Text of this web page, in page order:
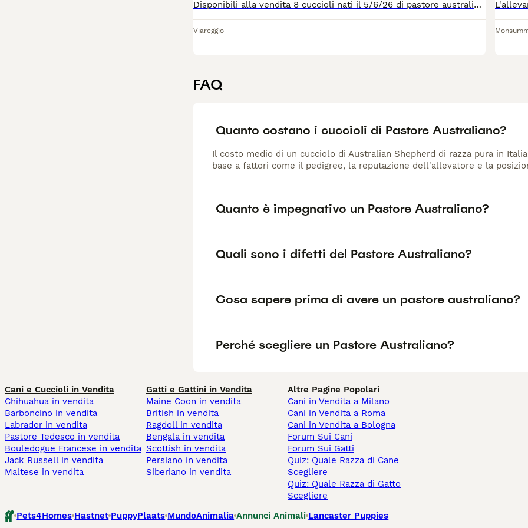
Disponibili alla vendita 8 cuccioli nati il 5/6/26 di pastore australiano con pedigree e con genitori testati per la riproduzioni 4 femmine Red Tricolor 1 maschio Red tricolo 1 maschio Black Tricolor 2 femmine Black Tricolor I cuccioli verranno ceduti con pedigree Microchip Primo vaccino 3 sverminazioni Libretto sanitario Iscrizione anagrafe canina I cuccioli saranno pronti al ritiro dopo il 70 giorno Per informazioni contattatemi telefonicamente o anche via whatsapp
Viareggio
FAQ
Quanto costano i cuccioli di Pastore Australiano?
Il costo medio di un cucciolo di Australian Shepherd di razza pura in
base a fattori come il pedigree, la reputazione dell'allevatore e la
Quanto è impegnativo un Pastore Australiano?
Quali sono i difetti del Pastore Australiano?
Cosa sapere prima di avere un pastore australiano?
Perché scegliere un Pastore Australiano?
Cani e Cuccioli in Vendita
Chihuahua in vendita
Barboncino in vendita
Labrador in vendita
Pastore Tedesco in vendita
Bouledogue Francese in vendita
Jack Russell in vendita
Maltese in vendita
Gatti e Gattini in Vendita
Maine Coon in vendita
British in vendita
Ragdoll in vendita
Bengala in vendita
Scottish in vendita
Persiano in vendita
Siberiano in vendita
Altre Pagine Popolari
Cani in Vendita a Milano
Cani in Vendita a Roma
Cani in Vendita a Bologna
Forum Sui Cani
Forum Sui Gatti
Quiz: Quale Razza di Cane
Scegliere
Quiz: Quale Razza di Gatto
Scegliere
Pets4Homes Hastnet PuppyPlaats MundoAnimalia Annunci Animali Lancaster Puppies